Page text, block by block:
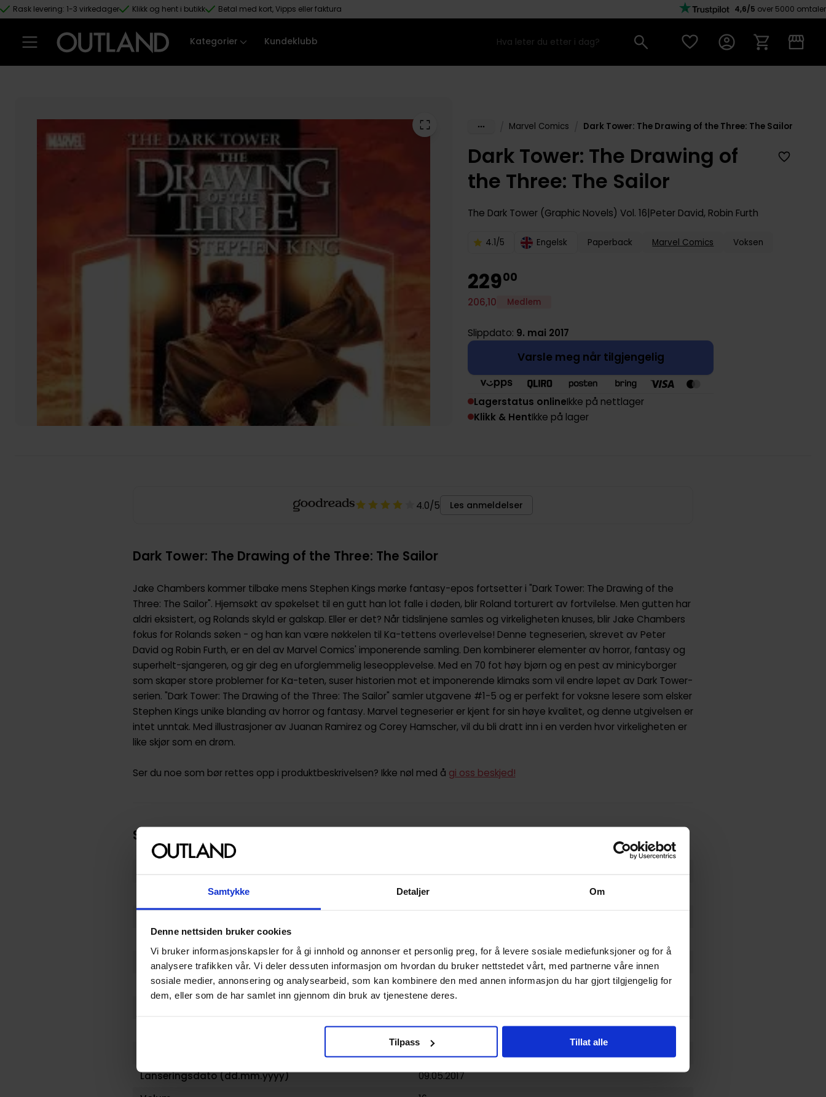
Samtykke Detaljer Om
Denne nettsiden bruker cookies
Vi bruker informasjonskapsler for å gi innhold og annonser et personlig preg, for å levere sosiale mediefunksjoner og for å
analysere trafikken vår. Vi deler dessuten informasjon om hvordan du bruker nettstedet vårt, med partnerne våre innen
sosiale medier, annonsering og analysearbeid, som kan kombinere den med annen informasjon du har gjort tilgjengelig for
dem, eller som de har samlet inn gjennom din bruk av tjenestene deres.
Tilpass Tillat alle
Hopp til hovedinnhold
Rask levering: 1-3 virkedager Klikk og hent i butikk Betal med kort, Vipps eller faktura 4,6/5 over 5000 omtaler
Kategorier Kundeklubb
Marvel Comics Dark Tower: The Drawing of the Three: The Sailor
Dark Tower: The Drawing of
the Three: The Sailor
The Dark Tower (Graphic Novels) Vol. 16 Peter David, Robin Furth
4.1/5 Engelsk Paperback Marvel Comics Voksen
22900
206,10 Medlem
Slippdato: 9. mai 2017
Varsle meg når tilgjengelig
Lagerstatus onlineIkke på nettlager
Klikk & HentIkke på lager
4.0/5 Les anmeldelser
Dark Tower: The Drawing of the Three: The Sailor
Jake Chambers kommer tilbake mens Stephen Kings mørke fantasy-epos fortsetter i "Dark Tower: The Drawing of the
Three: The Sailor". Hjemsøkt av spøkelset til en gutt han lot falle i døden, blir Roland torturert av fortvilelse. Men gutten har
aldri eksistert, og Rolands skyld er galskap. Eller er det? Når tidslinjene samles og virkeligheten knuses, blir Jake Chambers
fokus for Rolands søken - og han kan være nøkkelen til Ka-tettens overlevelse! Denne tegneserien, skrevet av Peter
David og Robin Furth, er en del av Marvel Comics' imponerende samling. Den kombinerer elementer av horror, fantasy og
superhelt-sjangeren, og gir deg en uforglemmelig leseopplevelse. Med en 70 fot høy bjørn og en pest av minicyborger
som skaper store problemer for Ka-teten, suser historien mot et imponerende klimaks som vil endre løpet av Dark Tower-
serien. "Dark Tower: The Drawing of the Three: The Sailor" samler utgavene #1-5 og er perfekt for voksne lesere som elsker
Stephen Kings unike blanding av horror og fantasy. Marvel tegneserier er kjent for sin høye kvalitet, og denne utgivelsen er
intet unntak. Med illustrasjoner av Juanan Ramirez og Corey Hamscher, vil du bli dratt inn i en verden hvor virkeligheten er
like skjør som en drøm.
Ser du noe som bør rettes opp i produktbeskrivelsen? Ikke nøl med å gi oss beskjed!
Spesifikasjoner
Opprinnelsesland :
USA
Serie
Forfattere
Peter DavidogRobin Furth
Sjanger
Horror og Grøss,Litterær,SuperheltogFantasy
128
Marvel Comics
Lanseringsdato (dd.mm.yyyy)
09.05.2017